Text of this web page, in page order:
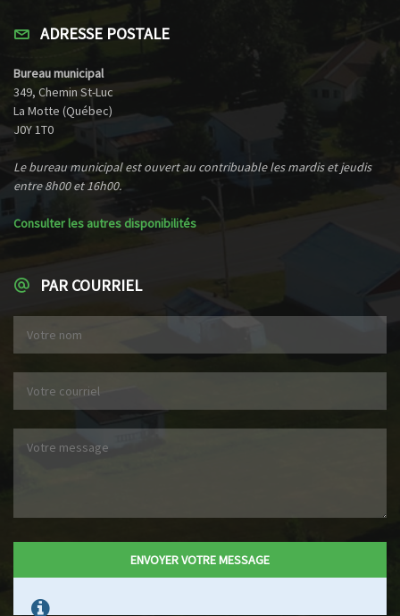
ADRESSE POSTALE
Bureau municipal
349, Chemin St-Luc
La Motte (Québec)
J0Y 1T0
Le bureau municipal est ouvert au contribuable les mardis et jeudis
entre 8h00 et 16h00.
Consulter les autres disponibilités
PAR COURRIEL